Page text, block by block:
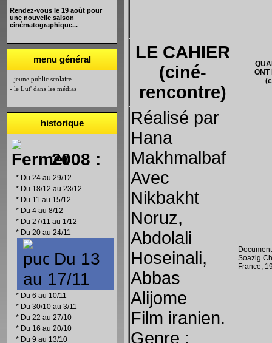
Rendez-vous le 19 août pour
une nouvelle saison
cinématographique...
menu général
- jeune public scolaire
- le Lut' dans les médias
historique
2008 :
* Du 24 au 29/12
* Du 18/12 au 23/12
* Du 11 au 15/12
* Du 4 au 8/12
* Du 27/11 au 1/12
* Du 20 au 24/11
Du 13
au 17/11
* Du 6 au 10/11
* Du 30/10 au 3/11
* Du 22 au 27/10
* Du 16 au 20/10
* Du 9 au 13/10
LE CAHIER
(ciné-
rencontre)
ONT
Réalisé par
Hana
Makhmalbaf
Avec
Nikbakht
Noruz,
Abdolali
Hoseinali,
Abbas
Alijome
Film iranien.
Genre :
Soazig
France,